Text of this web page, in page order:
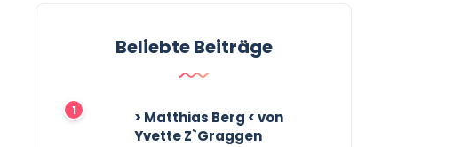
Beliebte Beiträge
> Matthias Berg < von
Yvette Z`Graggen